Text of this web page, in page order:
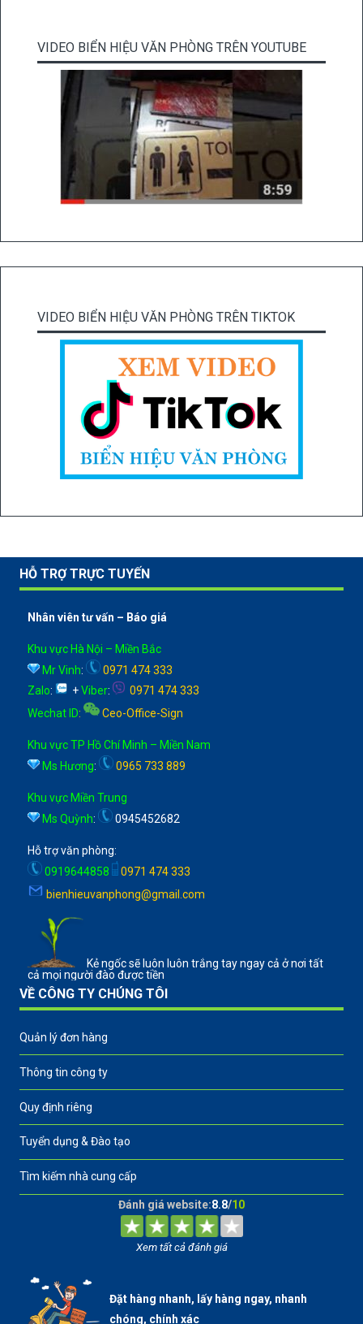
VIDEO BIỂN HIỆU VĂN PHÒNG TRÊN YOUTUBE
VIDEO BIỂN HIỆU VĂN PHÒNG TRÊN TIKTOK
HỖ TRỢ TRỰC TUYẾN
Nhân viên tư vấn – Báo giá
Khu vực Hà Nội – Miền Bắc
Mr Vinh:
0971 474 333
Zalo: +Viber:
0971 474 333
Wechat ID: Ceo-Office-Sign
Khu vực TP Hồ Chí Minh – Miền Nam
Ms Hương: 0965 733 889
Khu vực Miền Trung
Ms Quỳnh: 0945452682
Hỗ trợ văn phòng:
0919644858
0971 474 333
bienhieuvanphong@gmail.com
Kẻ ngốc sẽ luôn luôn trắng tay ngay cả ở nơi tất
cả mọi người đào được tiền
VỀ CÔNG TY CHÚNG TÔI
Quản lý đơn hàng
Thông tin công ty
Quy định riêng
Tuyển dụng & Đào tạo
Tìm kiếm nhà cung cấp
Đánh giá website:8.8/10
Xem tất cả đánh giá
Đặt hàng nhanh, lấy hàng ngay, nhanh
chóng, chính xác